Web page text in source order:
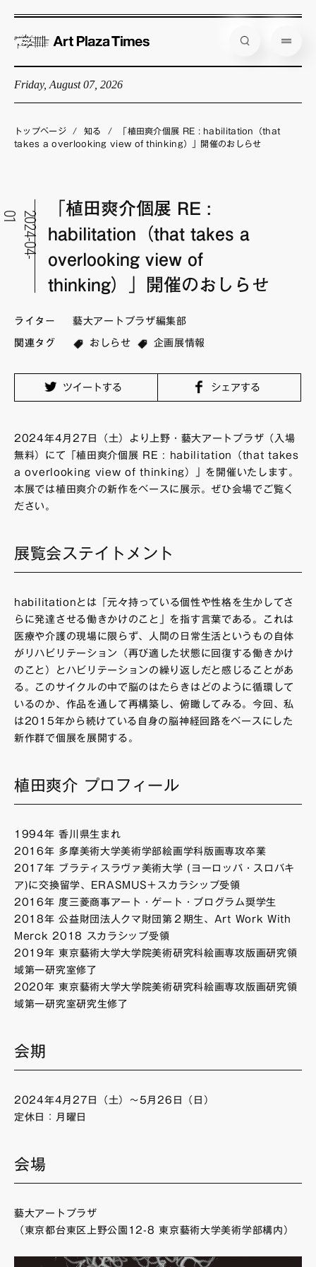
Friday, August 07, 2026
企画展情報
インタビュー
アーティスト
店舗からのお知らせ
公式通販
FAQ・お問い合わせ
トップページ / 知る /
「植田爽介個展 RE : habilitation（that
takes a overlooking view of thinking）」開催のおしらせ
2
0
2
4
-
0
4
-
0
1
「植田爽介個展 RE :
habilitation（that takes a
overlooking view of
thinking）」開催のおしらせ
ライター 藝大アートプラザ編集部
関連タグ おしらせ 企画展情報
ツイートする シェアする
2024年4月27日（土）より上野・藝大アートプラザ（入場
無料）にて「植田爽介個展 RE : habilitation（that takes
a overlooking view of thinking）」を開催いたします。
本展では植田爽介の新作をベースに展示。ぜひ会場でご覧く
ださい。
展覧会ステイトメント
habilitationとは「元々持っている個性や性格を生かしてさ
らに発達させる働きかけのこと」を指す言葉である。これは
医療や介護の現場に限らず、人間の日常生活というもの自体
がリハビリテーション（再び適した状態に回復する働きかけ
のこと）とハビリテーションの繰り返しだと感じることがあ
る。このサイクルの中で脳のはたらきはどのように循環して
いるのか、作品を通して再構築し、俯瞰してみる。今回、私
は2015年から続けている自身の脳神経回路をベースにした
新作群で個展を展開する。
植田爽介 プロフィール
1994年 香川県生まれ
2016年 多摩美術大学美術学部絵画学科版画専攻卒業
2017年 ブラティスラヴァ美術大学 (ヨーロッパ・スロバキ
ア)に交換留学、ERASMUS＋スカラシップ受領
2016年 度三菱商事アート・ゲート・プログラム奨学生
2018年 公益財団法人クマ財団第２期生、Art Work With
Merck 2018 スカラシップ受領
2019年 東京藝術大学大学院美術研究科絵画専攻版画研究領
域第一研究室修了
2020年 東京藝術大学大学院美術研究科絵画専攻版画研究領
域第一研究室研究生修了
会期
2024年4月27日（土）〜5月26日（日）
定休日：月曜日
会場
藝大アートプラザ
（東京都台東区上野公園12-8 東京藝術大学美術学部構内）